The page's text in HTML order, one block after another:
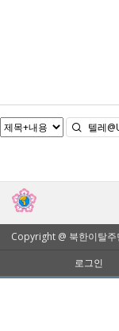
Copyright @ 북한이탈
로그인